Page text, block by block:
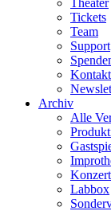
Theater
Tickets
Team
Support
Kontakt
Archiv
Alle
Labbox